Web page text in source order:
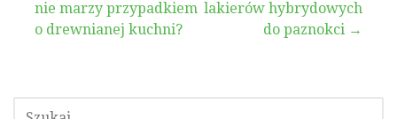
wpisu
nie marzy przypadkiem
o drewnianej kuchni?
lakierów hybrydowych
do paznokci →
SZUKAJ: